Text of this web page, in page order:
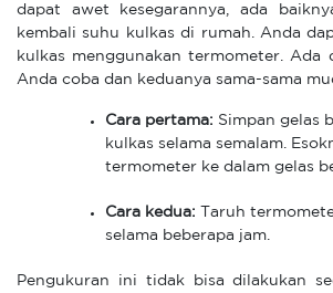
dapat awet kesegarannya, ada
kembali suhu kulkas di rumah. Anda
kulkas menggunakan termometer. Ada
Anda coba dan keduanya sama-sama
Cara pertama: Simpan gelas
kulkas selama semalam.
termometer ke dalam gelas
Cara kedua: Taruh
selama beberapa jam.
Pengukuran ini tidak bisa dilakukan